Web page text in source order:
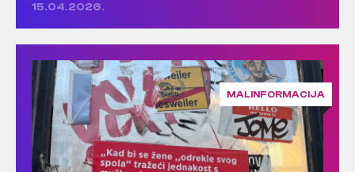
15.04.2026.
MALINFORMACIJA